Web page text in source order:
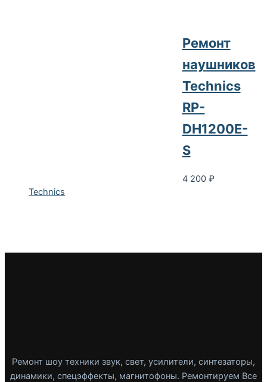
Technics
Ремонт
наушников
Technics
RP-
DH1200E-
S
4 200 ₽
Ремонт шоу техники звук, свет, усилители, синтезаторы,
динамики, спецэффекты, магнитофоны. Ремонтируем Все